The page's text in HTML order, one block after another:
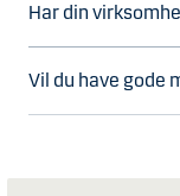
Har din
Vil du have gode